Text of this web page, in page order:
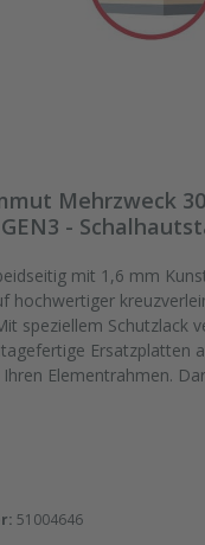
Mehrzweck
-
mit 1,6 mm
hochwertiger
Ersatzplatten
Ihren Elementrahmen.
bis zu
51004646